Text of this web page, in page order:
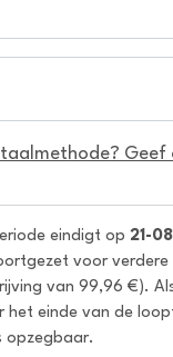
Geef
eindigt op 21-
voor verdere
van 99,96 €).
het einde van de
opzegbaar.